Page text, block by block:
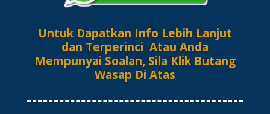
Untuk Dapatkan Info Lebih Lanjut
dan Terperinci Atau Anda
Mempunyai Soalan, Sila Klik Butang
Wasap Di Atas